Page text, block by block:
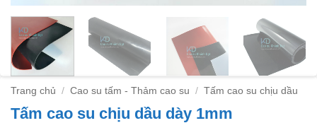
Trang chủ / Cao su tấm - Thảm cao su / Tấm cao su chịu dầu
Tấm cao su chịu dầu dày 1mm